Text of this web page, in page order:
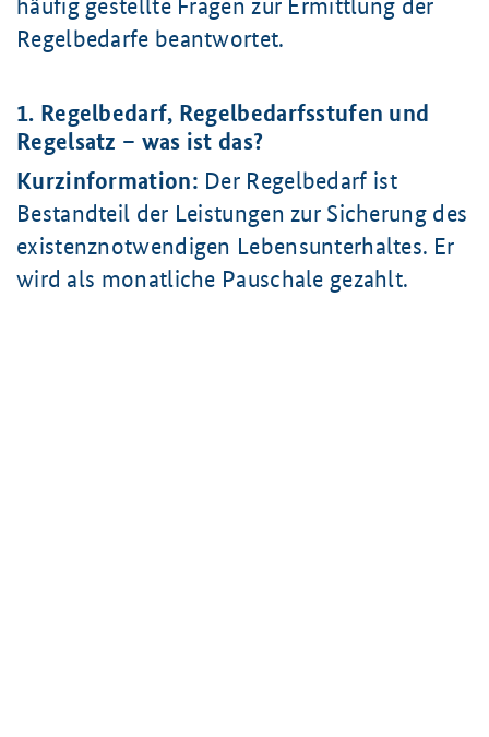
häufig gestellte Fragen zur Ermittlung der
Regelbedarfe beantwortet.
1. Regelbedarf, Regelbedarfsstufen und
Regelsatz – was ist das?
Kurzinformation: Der Regelbedarf ist
Bestandteil der Leistungen zur Sicherung des
existenznotwendigen Lebensunterhaltes. Er
wird als monatliche Pauschale gezahlt.